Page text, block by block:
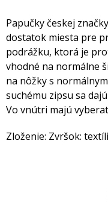
Papučky českej
dostatok miesta pre
podrážku, ktorá je
vhodné na normálne
na nôžky s
suchému zipsu sa
Vo vnútri majú
Zloženie: Zvršok: